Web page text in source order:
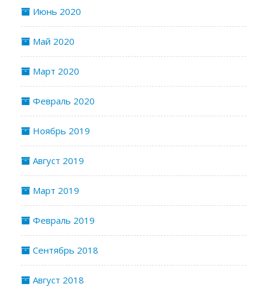
Июнь 2020
Май 2020
Март 2020
Февраль 2020
Ноябрь 2019
Август 2019
Март 2019
Февраль 2019
Сентябрь 2018
Август 2018